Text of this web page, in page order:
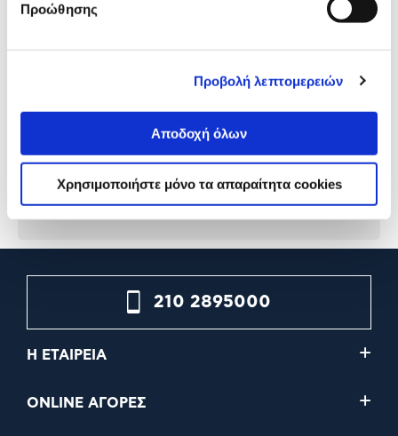
Προώθησης
Προβολή λεπτομερειών
Αποδοχή όλων
Χρησιμοποιήστε μόνο τα απαραίτητα cookies
109,00€
Προσθήκη
Xiaomi Redmi Watch 6
99,00€
Προσθήκη
210 2895000
Η ΕΤΑΙΡΕΙΑ
ONLINE ΑΓΟΡΕΣ